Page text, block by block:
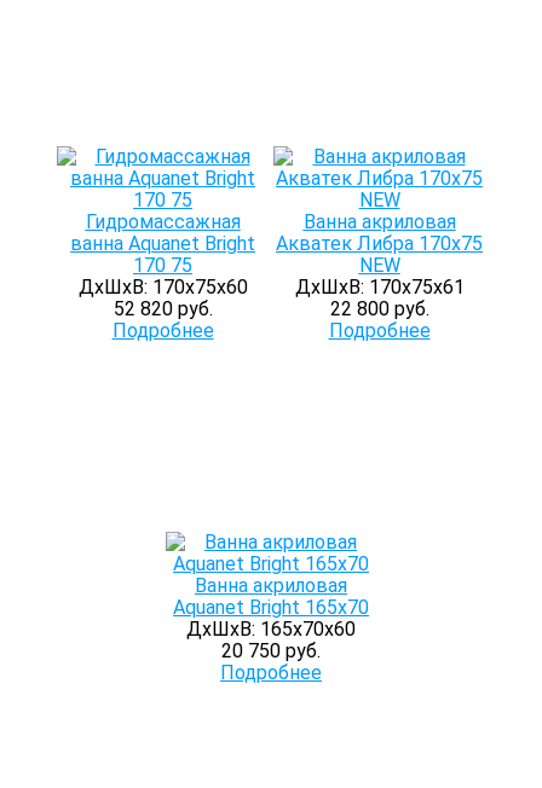
Гидромассажная
ванна Aquanet Bright
170 75
ДхШхВ: 170х75х60
52 820 руб.
Подробнее
Ванна акриловая
Акватек Либра 170х75
NEW
ДхШхВ: 170х75х61
22 800 руб.
Подробнее
Ванна акриловая
Aquanet Bright 165х70
ДхШхВ: 165х70х60
20 750 руб.
Подробнее